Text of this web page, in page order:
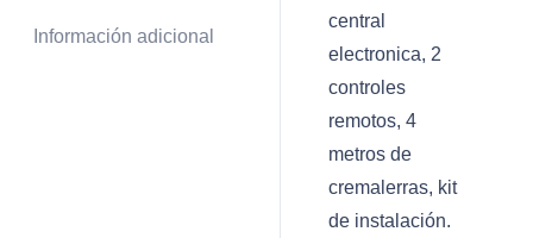
Información adicional
central
electronica, 2
controles
remotos, 4
metros de
cremalerras, kit
de instalación.